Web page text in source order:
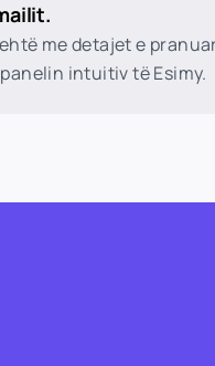
me detajet e
intuitiv të Esimy.